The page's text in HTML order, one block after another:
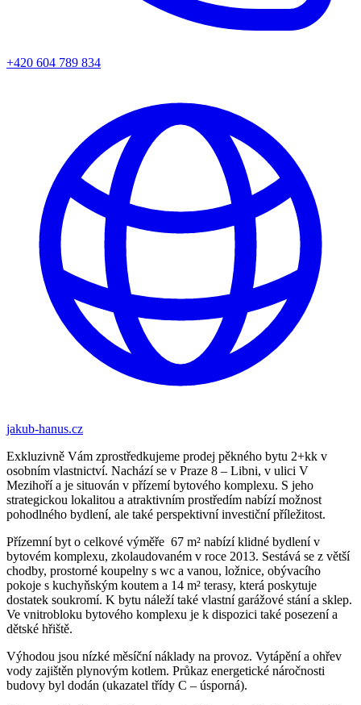
+420 604 789 834
jakub-hanus.cz
Exkluzivně Vám zprostředkujeme prodej pěkného bytu 2+kk v
osobním vlastnictví. Nachází se v Praze 8 – Libni, v ulici V
Mezihoří a je situován v přízemí bytového komplexu. S jeho
strategickou lokalitou a atraktivním prostředím nabízí možnost
pohodlného bydlení, ale také perspektivní investiční příležitost.
Přízemní byt o celkové výměře 67 m² nabízí klidné bydlení v
bytovém komplexu, zkolaudovaném v roce 2013. Sestává se z větší
chodby, prostorné koupelny s wc a vanou, ložnice, obývacího
pokoje s kuchyňským koutem a 14 m² terasy, která poskytuje
dostatek soukromí. K bytu náleží také vlastní garážové stání a sklep.
Ve vnitrobloku bytového komplexu je k dispozici také posezení a
dětské hřiště.
Výhodou jsou nízké měsíční náklady na provoz. Vytápění a ohřev
vody zajištěn plynovým kotlem. Průkaz energetické náročnosti
budovy byl dodán (ukazatel třídy C – úsporná).